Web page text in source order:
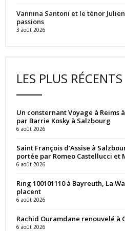
Vannina Santoni et le ténor
passions
3 août 2026
LES PLUS RÉCENTS
Un consternant Voyage à Reims
par Barrie Kosky à Salzbourg
6 août 2026
Saint François d’Assise à
portée par Romeo Castellucci et
6 août 2026
Ring 100101110 à Bayreuth, La
placent
6 août 2026
Rachid Ouramdane renouvelé à
6 août 2026